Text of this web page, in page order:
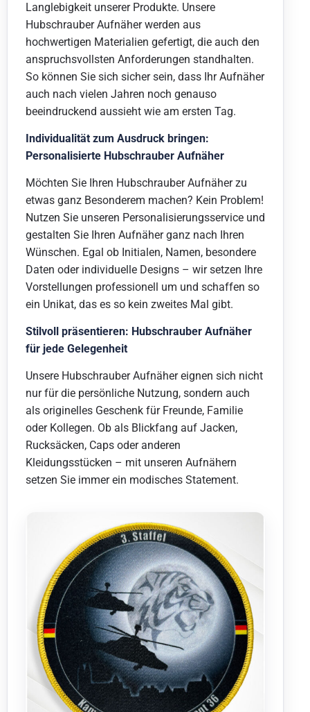
Langlebigkeit unserer Produkte. Unsere
Hubschrauber Aufnäher werden aus
hochwertigen Materialien gefertigt, die auch den
anspruchsvollsten Anforderungen standhalten.
So können Sie sich sicher sein, dass Ihr Aufnäher
auch nach vielen Jahren noch genauso
beeindruckend aussieht wie am ersten Tag.
Individualität zum Ausdruck bringen:
Personalisierte Hubschrauber Aufnäher
Möchten Sie Ihren Hubschrauber Aufnäher zu
etwas ganz Besonderem machen? Kein Problem!
Nutzen Sie unseren Personalisierungsservice und
gestalten Sie Ihren Aufnäher ganz nach Ihren
Wünschen. Egal ob Initialen, Namen, besondere
Daten oder individuelle Designs – wir setzen Ihre
Vorstellungen professionell um und schaffen so
ein Unikat, das es so kein zweites Mal gibt.
Stilvoll präsentieren: Hubschrauber Aufnäher
für jede Gelegenheit
Unsere Hubschrauber Aufnäher eignen sich nicht
nur für die persönliche Nutzung, sondern auch
als originelles Geschenk für Freunde, Familie
oder Kollegen. Ob als Blickfang auf Jacken,
Rucksäcken, Caps oder anderen
Kleidungsstücken – mit unseren Aufnähern
setzen Sie immer ein modisches Statement.